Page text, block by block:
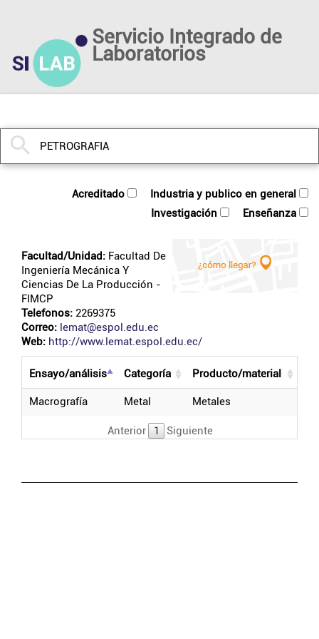
Servicio Integrado de
Laboratorios
acreditado
industria y publico en general
investigación
enseñanza
Facultad/Unidad: Facultad De
Ingeniería Mecánica Y
Ciencias De La Producción -
FIMCP
Telefonos: 2269375
Correo: lemat@espol.edu.ec
Web: http://www.lemat.espol.edu.ec/
ensayo/análisis categoría producto/material
macrografía metal metales
Anterior 1 Siguiente